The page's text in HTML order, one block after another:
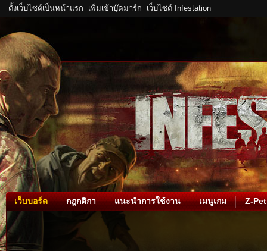
ตั้งเว็บไซต์เป็นหน้าแรก เพิ่มเข้าบุ๊คมาร์ก เว็บไซต์ Infestation
เว็บบอร์ด กฎกติกา แนะนำการใช้งาน เมนูเกม Z-Pet